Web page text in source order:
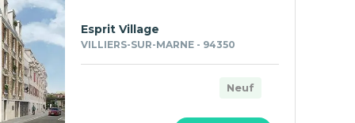
Esprit Village
VILLIERS-SUR-MARNE - 94350
Neuf